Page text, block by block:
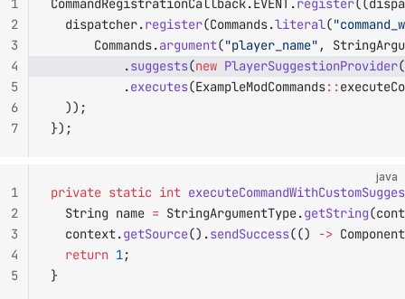
CommandRegistrationCallback.EVENT.register
	dispatcher.
register(Commands.literal(
			Commands.
argument("player_name" ,
					.
suggests(new PlayerSuggestionProvider
					.
executes(ExampleModCommands::
	));
});
1
2
3
4
5
6
7
java
private static int
	String name
= StringArgumentType.getString
	context.
getSource().sendSuccess(() ->
	return
1;
}
1
2
3
4
5